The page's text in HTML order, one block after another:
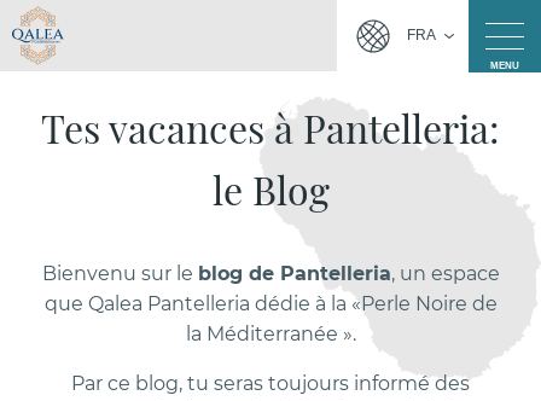
FRA
MENU
Tes vacances à Pantelleria:
le Blog
Bienvenu sur le blog de Pantelleria, un espace
que Qalea Pantelleria dédie à la «Perle Noire de
la Méditerranée ».
Par ce blog, tu seras toujours informé des